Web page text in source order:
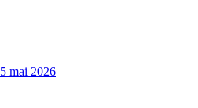
mai 2026